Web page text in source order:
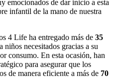
emocionados de dar inicio a esta
infantil de la mano de nuestra
4 Life ha entregado más de 35
a niños necesitados gracias a su
consumo. En esta ocasión, han
para asegurar que los
de manera eficiente a más de 70